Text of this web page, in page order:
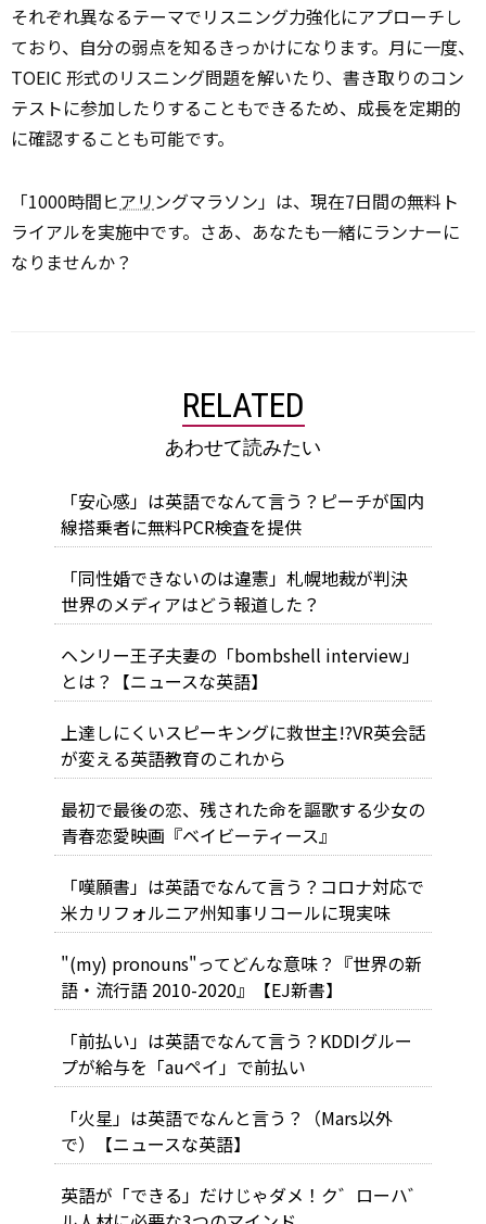
それぞれ異なるテーマでリスニング力強化にアプローチし
ており、自分の弱点を知るきっかけになります。月に一度、
TOEIC 形式のリスニング問題を解いたり、書き取りのコン
テストに参加したりすることもできるため、成長を定期的
に確認することも可能です。
「1000時間ヒアリ ングマラソン」は、現在7日間の無料ト
ライアルを実施中です。さあ、あなたも一緒にランナーに
なりませんか？
RELATED
あわせて読みたい
「安心感」は英語でなんて言う？ピーチが国内
線搭乗者に無料PCR検査を提供
「同性婚できないのは違憲」札幌地裁が判決
世界のメディアはどう報道した？
ヘンリー王子夫妻の「bombshell interview」
とは？【ニュースな英語】
上達しにくいスピーキングに救世主!?VR英会話
が変える英語教育のこれから
最初で最後の恋、残された命を謳歌する少女の
青春恋愛映画『ベイビーティース』
「嘆願書」は英語でなんて言う？コロナ対応で
米カリフォルニア州知事リコールに現実味
"(my) pronouns"ってどんな意味？『世界の新
語・流行語 2010-2020』【EJ新書】
「前払い」は英語でなんて言う？KDDIグルー
プが給与を「auペイ」で前払い
「火星」は英語でなんと言う？（Mars以外
で）【ニュースな英語】
英語が「できる」だけじゃダメ！ク゛ローハ゛